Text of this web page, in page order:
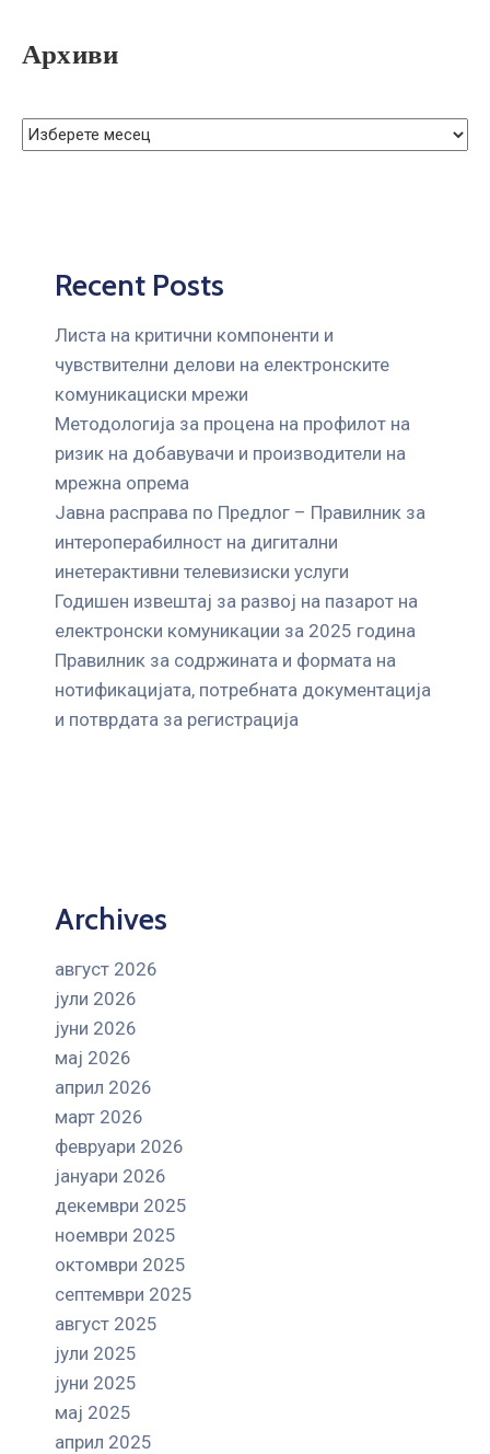
Архиви
Recent Posts
Листа на критични компоненти и
чувствителни делови на електронските
комуникациски мрежи
Mетодологија за процена на профилот на
ризик на добавувачи и производители на
мрежна опрема
Јавна расправа по Предлог – Правилник за
интероперабилност на дигитални
инетерактивни телевизиски услуги
Годишен извештај за развој на пазарот на
електронски комуникации за 2025 година
Правилник за содржината и формата на
нотификацијата, потребната документација
и потврдата за регистрација
Archives
август 2026
јули 2026
јуни 2026
мај 2026
април 2026
март 2026
февруари 2026
јануари 2026
декември 2025
ноември 2025
октомври 2025
септември 2025
август 2025
јули 2025
јуни 2025
мај 2025
април 2025